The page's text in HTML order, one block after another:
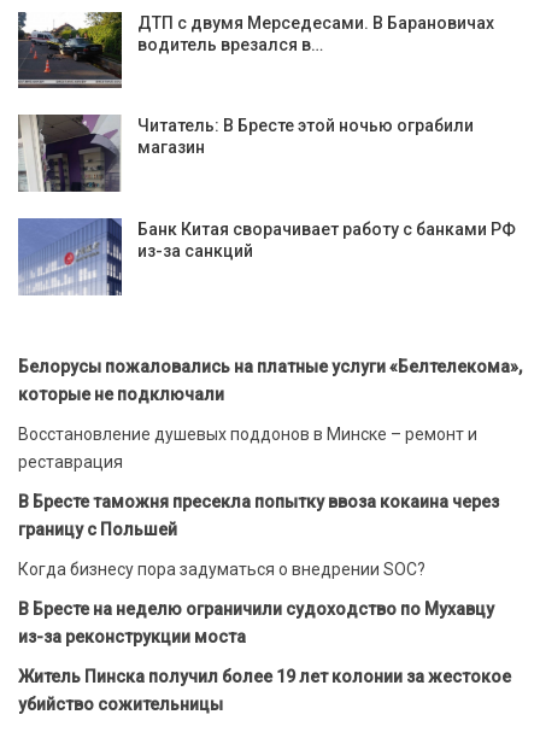
ДТП с двумя Мерседесами. В Барановичах
водитель врезался в…
Читатель: В Бресте этой ночью ограбили
магазин
Банк Китая сворачивает работу с банками РФ
из-за санкций
Белорусы пожаловались на платные услуги «Белтелекома»,
которые не подключали
Восстановление душевых поддонов в Минске – ремонт и
реставрация
В Бресте таможня пресекла попытку ввоза кокаина через
границу с Польшей
Когда бизнесу пора задуматься о внедрении SOC?
В Бресте на неделю ограничили судоходство по Мухавцу
из-за реконструкции моста
Житель Пинска получил более 19 лет колонии за жестокое
убийство сожительницы